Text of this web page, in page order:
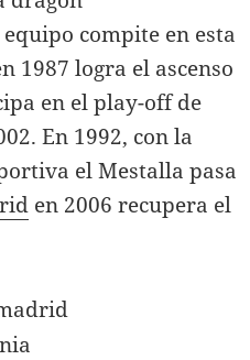
compite en esta
1987 logra el ascenso
en el play-off de
En 1992, con la
el Mestalla pasa
en 2006 recupera el